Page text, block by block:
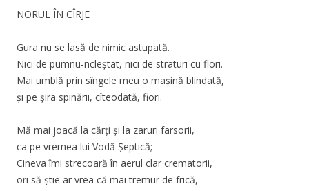
NORUL ÎN CÎRJE
Gura nu se lasă de nimic astupată.
Nici de pumnu-ncleștat, nici de straturi cu flori.
Mai umblă prin sîngele meu o mașină blindată,
și pe șira spinării, cîteodată, fiori.
Mă mai joacă la cărți și la zaruri farsorii,
ca pe vremea lui Vodă Șeptică;
Cineva îmi strecoară în aerul clar crematorii,
ori să știe ar vrea că mai tremur de frică,